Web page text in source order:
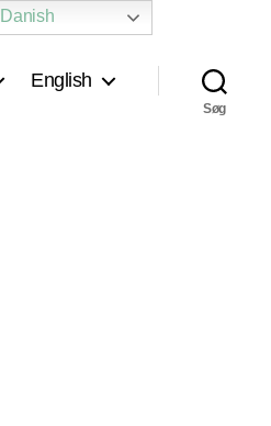
English
Søg
Danish